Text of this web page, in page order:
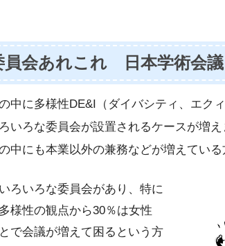
員会あれこれ 日本学術会議
中に多様性DE&I（ダイバシティ、エク
いろな委員会が設置されるケースが増え
中にも本業以外の兼務などが増えている
ろいろな委員会があり、特に
様性の観点から30％は女性
で会議が増えて困るという方